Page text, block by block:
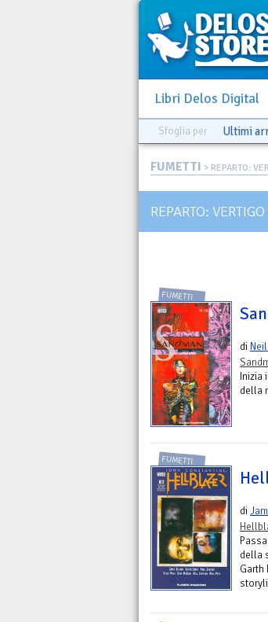
Libri Delos Digital
Sfoglia per Ultimi
FUMETTI > REPARTO:
REPARTO: VERTIGO
FUMETTI
di
Inizia
della
FUMETTI
di
della
Garth